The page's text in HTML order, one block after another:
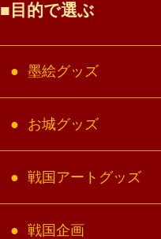
目的で選ぶ
墨絵グッズ
お城グッズ
戦国アートグッズ
戦国企画